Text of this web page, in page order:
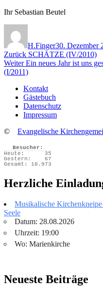
Ihr Sebastian Beutel
H.Finger30. Dezember
Beitragsnavigation
Zurück Vorheriger
Beitrag:
SCHÄTZE (IV/2010)
Weiter Nächster
Beitrag:
Ein neues Jahr ist uns
(I/2011)
Kontakt
Gästebuch
Datenschutz
Impressum
© Evangelische
Besucher:
Heute:
35
Gestern:
67
Gesamt:
18.973
Herzliche
Musikalische
Seele
Datum: 28.08.2026
Uhrzeit: 19:00
Wo: Marienkirche
Neueste Beiträge